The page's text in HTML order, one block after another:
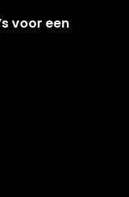
voor een